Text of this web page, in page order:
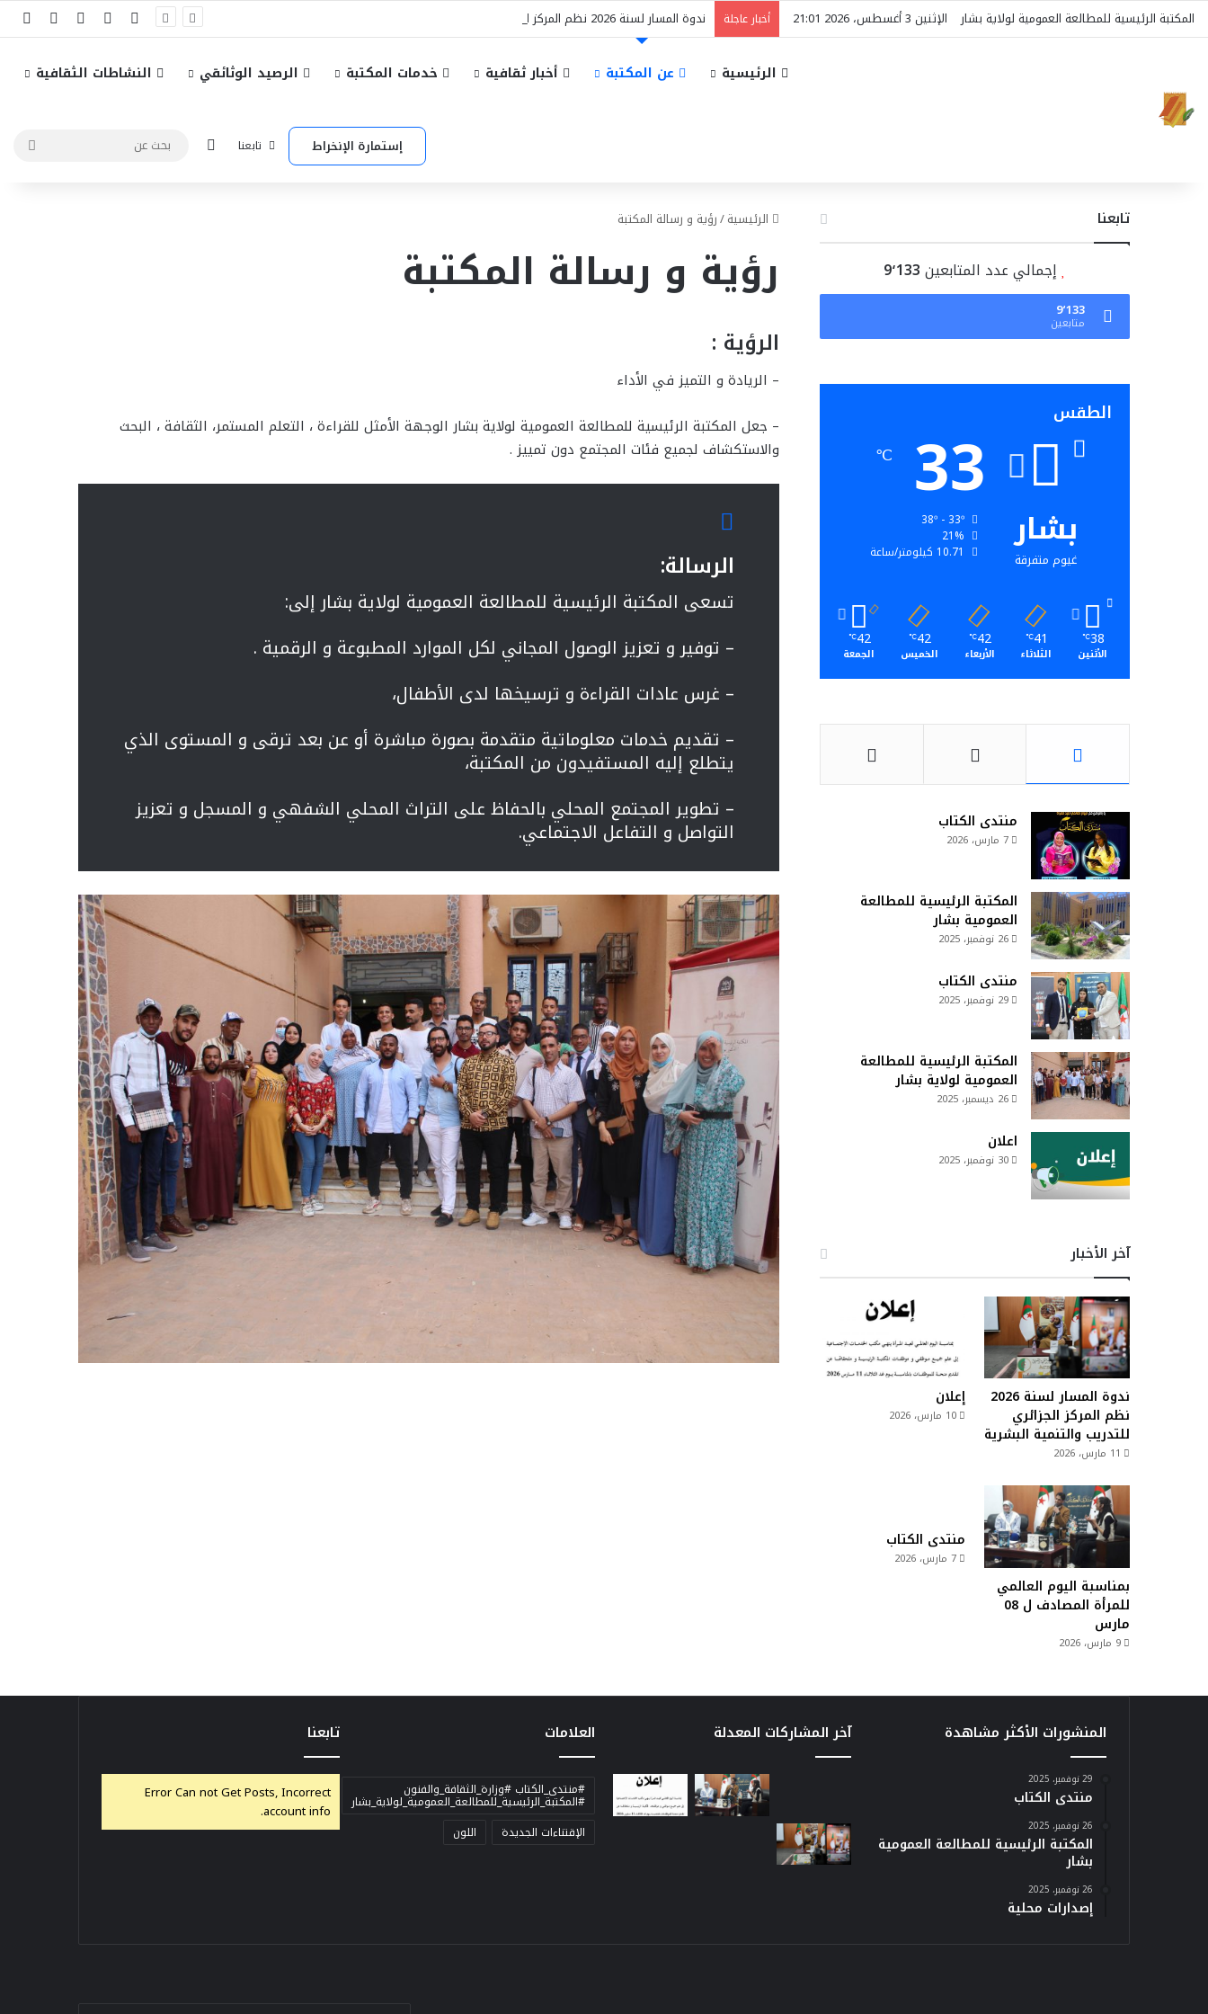
المكتبة الرئيسية للمطالعة العمومية لولاية بشار الإثنين 3 أغسطس، 2026 21:01 أخبار عاجلة ندوة المسار لسنة 2026 نظم المركز الجزائري للتدريب والتنمية البشرية فيسبوك ‫YouTube
الرئيسية عن المكتبة أخبار ثقافية خدمات المكتبة الرصيد الوثائقي النشاطات الثقافية
إستمارة الإنخراط تابعنا الوضع المظلم
الرئيسية/رؤية و رسالة المكتبة
رؤية و رسالة المكتبة
الرؤية :
– الريادة و التميز في الأداء
– جعل المكتبة الرئيسية للمطالعة العمومية لولاية بشار الوجهة الأمثل للقراءة ، التعلم المستمر، الثقافة ، البحث
والاستكشاف لجميع فئات المجتمع دون تمييز .
الرسالة:
تسعى المكتبة الرئيسية للمطالعة العمومية لولاية بشار إلى:
– توفير و تعزيز الوصول المجاني لكل الموارد المطبوعة و الرقمية .
– غرس عادات القراءة و ترسيخها لدى الأطفال،
– تقديم خدمات معلوماتية متقدمة بصورة مباشرة أو عن بعد ترقى و المستوى الذي
يتطلع إليه المستفيدون من المكتبة،
– تطوير المجتمع المحلي بالحفاظ على التراث المحلي الشفهي و المسجل و تعزيز
التواصل و التفاعل الاجتماعي.
تابعنا
إجمالي عدد المتابعين 9٬133
9٬133
متابعين
الطقس
بشار
غيوم متفرقة
33
℃
21%
10.71 كيلومتر/ساعة
38
℃
الأثنين
41
℃
الثلاثاء
42
℃
الأربعاء
42
℃
الخميس
42
℃
الجمعة
منتدى الكتاب
7 مارس، 2026
المكتبة الرئيسية للمطالعة
العمومية بشار
26 نوفمبر، 2025
منتدى الكتاب
29 نوفمبر، 2025
المكتبة الرئيسية للمطالعة
العمومية لولاية بشار
26 ديسمبر، 2025
اعلان
30 نوفمبر، 2025
آخر الأخبار
ندوة المسار لسنة 2026
نظم المركز الجزائري
للتدريب والتنمية البشرية
11 مارس، 2026
إعلان
10 مارس، 2026
بمناسبة اليوم العالمي
للمرأة المصادف ل 08
مارس
9 مارس، 2026
منتدى الكتاب
7 مارس، 2026
المنشورات الأكثر مشاهدة
29 نوفمبر، 2025
منتدى الكتاب
26 نوفمبر، 2025
المكتبة الرئيسية للمطالعة العمومية
بشار
26 نوفمبر، 2025
إصدارات محلية
آخر المشاركات المعدلة العلامات
#منتدى_الكتاب #وزارة_الثقافة_والفنون
#المكتبة_الرئيسية_للمطالعة_العمومية_لولاية_بشار
الإقتناءات الجديدة
اللون
تابعنا
Error Can not Get Posts, Incorrect
account info.